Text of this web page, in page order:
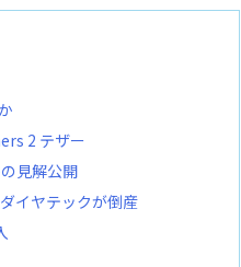
2 テザー
見解公開
イヤテックが倒産